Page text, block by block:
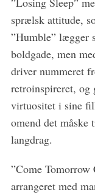
sprælsk attitude,
”Humble” lægger
boldgade, men
driver nummeret
retroinspireret, og
virtuositet i sine
omend det måske
langdrag.
”Come Tomorrow
arrangeret med